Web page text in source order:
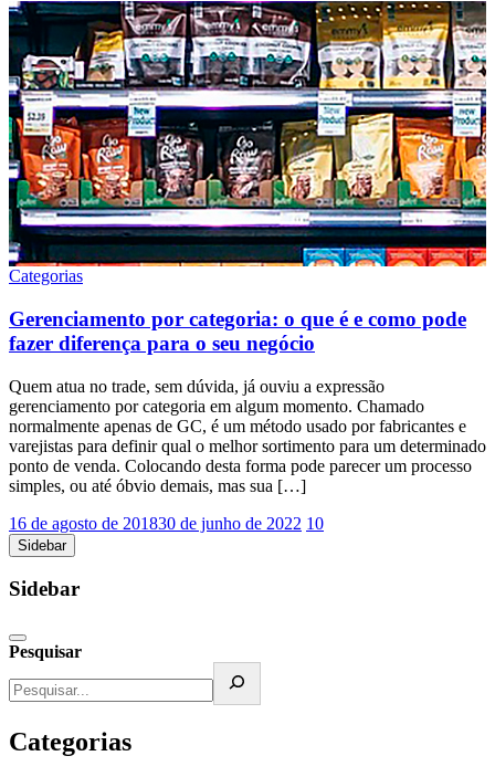
Categorias
Gerenciamento por categoria: o que é e como pode
fazer diferença para o seu negócio
Quem atua no trade, sem dúvida, já ouviu a expressão
gerenciamento por categoria em algum momento. Chamado
normalmente apenas de GC, é um método usado por fabricantes e
varejistas para definir qual o melhor sortimento para um determinado
ponto de venda. Colocando desta forma pode parecer um processo
simples, ou até óbvio demais, mas sua […]
16 de agosto de 201830 de junho de 2022 10
Sidebar
Sidebar
Pesquisar
Categorias